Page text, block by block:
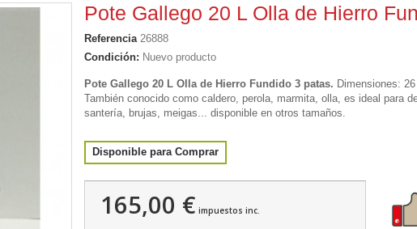
Pote Gallego 20 L Olla de Hierro
Referencia 26888
Condición: Nuevo producto
Pote Gallego 20 L Olla de Hierro Fundido 3 patas. Dimensiones:
También conocido como caldero, perola, marmita, olla, es ideal para
santería, brujas, meigas... disponible en otros tamaños.
Disponible para Comprar
165,00 € impuestos inc.